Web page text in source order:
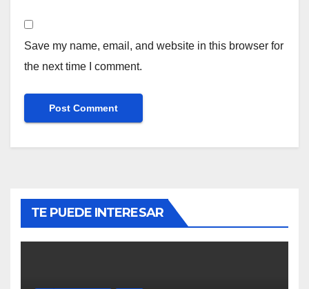
Save my name, email, and website in this browser for
the next time I comment.
TE PUEDE INTERESAR